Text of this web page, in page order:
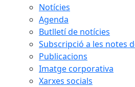
Notícies
Agenda
Butlletí de notícies
Subscripció a les notes
Publicacions
Imatge corporativa
Xarxes socials